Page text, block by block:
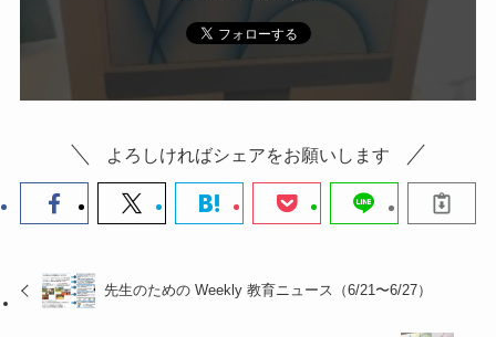
よろしければシェアをお願いします
先生のための Weekly 教育ニュース（6/21〜6/27）